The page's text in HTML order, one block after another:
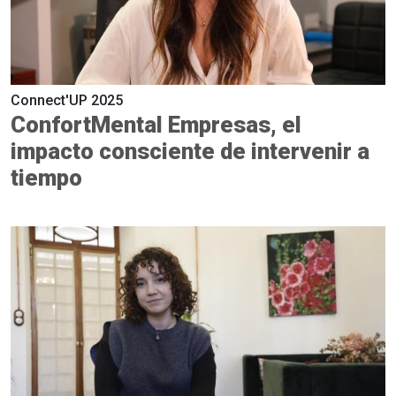
Connect'UP 2025
ConfortMental Empresas, el
impacto consciente de intervenir a
tiempo